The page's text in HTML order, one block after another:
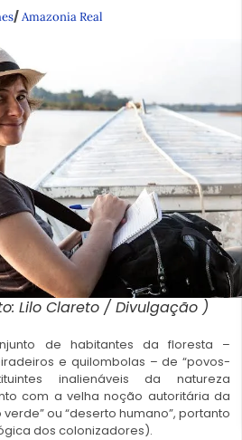
/Amazonia Real
Lilo Clareto / Divulgação )
de habitantes da floresta –
e quilombolas – de “povos-
inalienáveis da natureza
com a velha noção autoritária da
ou “deserto humano”, portanto
dos colonizadores).